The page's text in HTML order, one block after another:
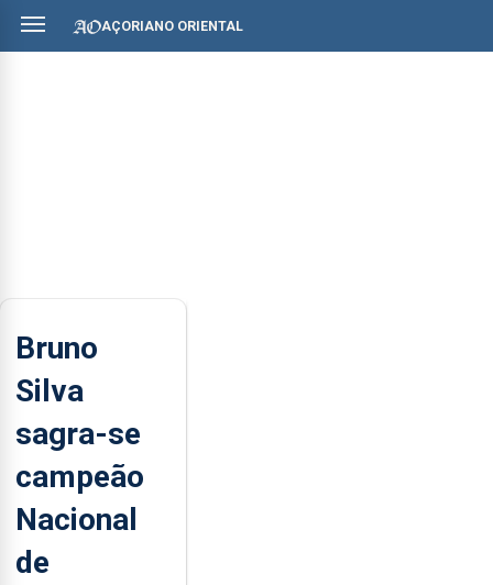
AÇORIANO ORIENTAL
Bruno
Silva
sagra-se
campeão
Nacional
de